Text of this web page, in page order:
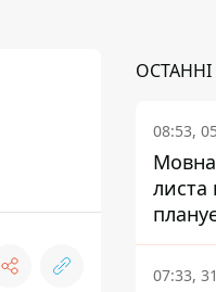
08:53,
Мовна
листа
07:33,